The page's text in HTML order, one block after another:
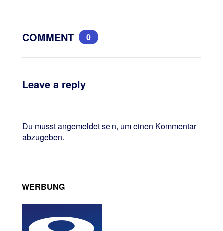
COMMENT 0
Leave a reply
Du musstangemeldetsein, um einen Kommentar
abzugeben.
WERBUNG